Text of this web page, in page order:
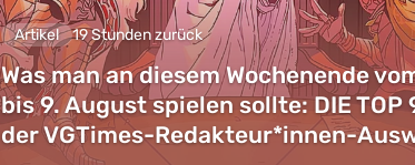
Artikel 19 Stunden zurück
Was man an diesem Wochenende
bis 9. August spielen sollte: DIE TOP
der VGTimes-Redakteur*innen-